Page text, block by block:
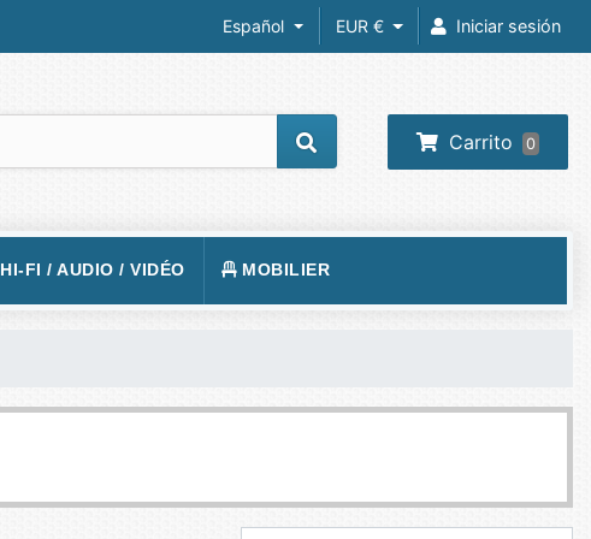
Español EUR € Iniciar sesión
Carrito 0
HI-FI / AUDIO / VIDÉO MOBILIER